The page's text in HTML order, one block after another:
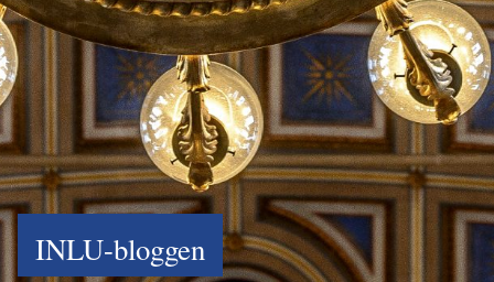
INLU-bloggen